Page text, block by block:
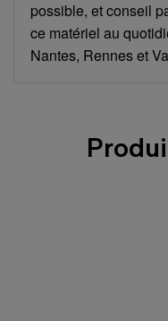
possible, et conseil
ce matériel au
Nantes, Rennes et